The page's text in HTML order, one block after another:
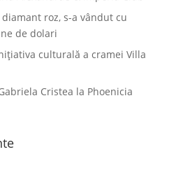
roz, s-a vândut cu
de dolari
culturală a cramei Villa
Cristea la Phoenicia